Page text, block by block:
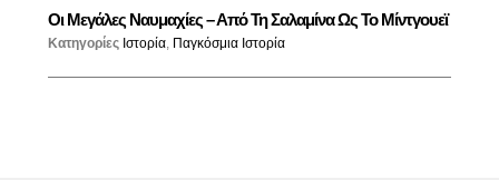
Οι Μεγάλες Ναυμαχίες – Από Τη Σαλαμίνα Ως Το Μίντγουεϊ
Κατηγορίες Ιστορία, Παγκόσμια Ιστορία